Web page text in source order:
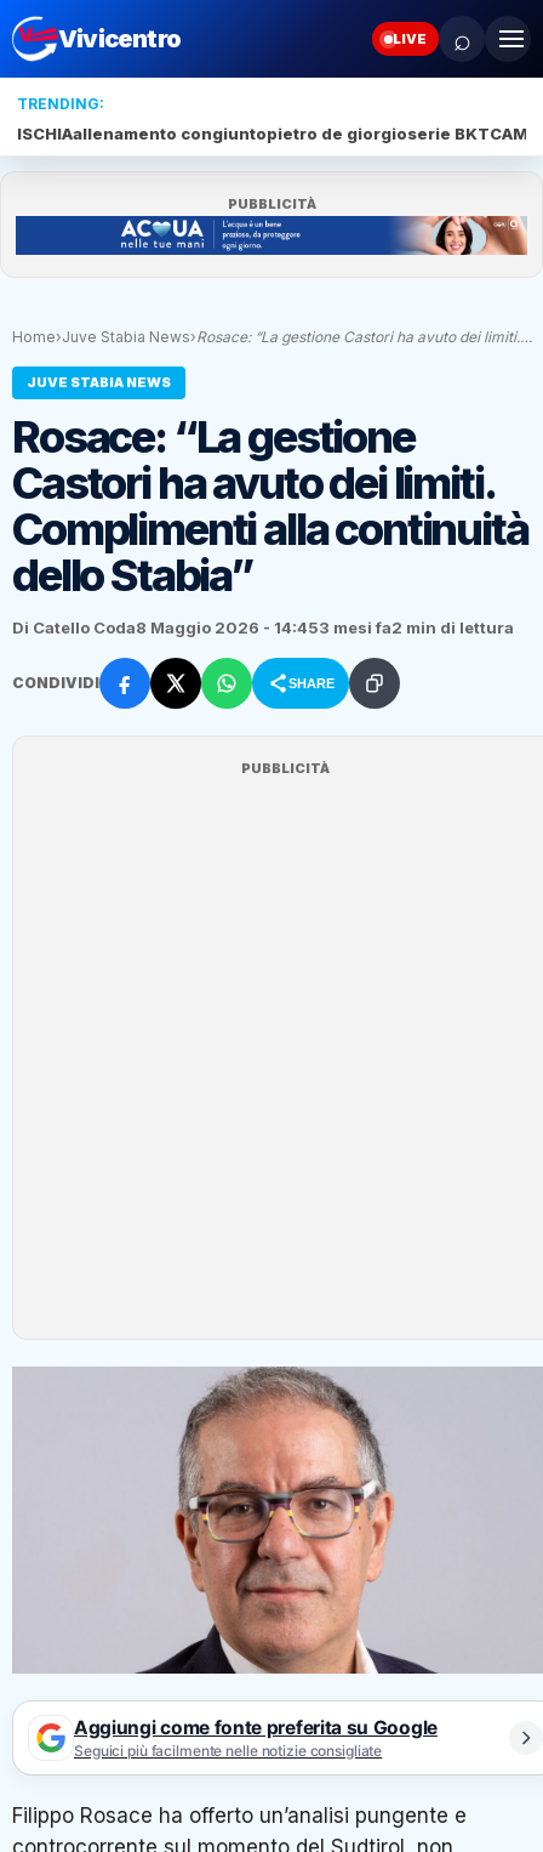
Vivicentro LIVE ⌕
TRENDING:
ISCHIAallenamento congiuntopietro de giorgioserie BKT
PUBBLICITÀ
Home›Juve Stabia News›Rosace: “La gestione Castori ha avuto dei limiti.…
JUVE STABIA NEWS
Rosace: “La gestione
Castori ha avuto dei limiti.
Complimenti alla continuità
dello Stabia”
Di Catello Coda8 Maggio 2026 - 14:453 mesi fa2 min di lettura
CONDIVIDI SHARE
PUBBLICITÀ
Aggiungi come fonte preferita su Google
Seguici più facilmente nelle notizie consigliate
Filippo Rosace ha offerto un’analisi pungente e